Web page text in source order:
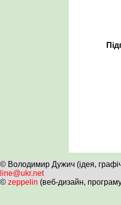
© Володимир Дужич (ідея,
line@ukr.net
© zeppelin (веб-дизайн,